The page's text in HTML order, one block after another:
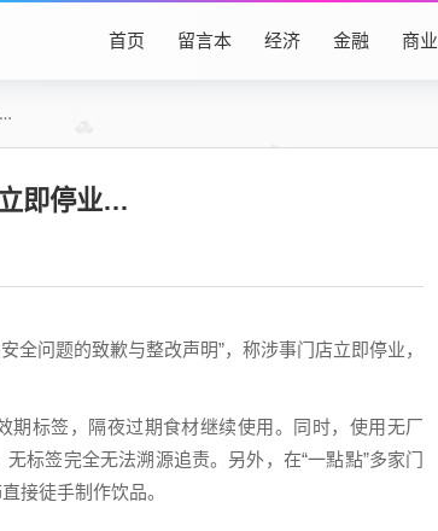
首页 留言本 经济 金融 商业
即停业…
全问题的致歉与整改声明”，称涉事门店立即停业，
期标签，隔夜过期食材继续使用。同时，使用无厂
标签完全无法溯源追责。另外，在“一點點”多家门
接徒手制作饮品。